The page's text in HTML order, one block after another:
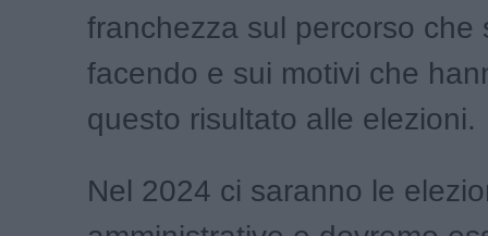
franchezza sul percorso che
facendo e sui motivi che
questo risultato alle elezioni.
Nel 2024 ci saranno le